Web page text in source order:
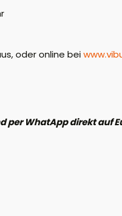
oder online bei
per WhatApp direkt auf